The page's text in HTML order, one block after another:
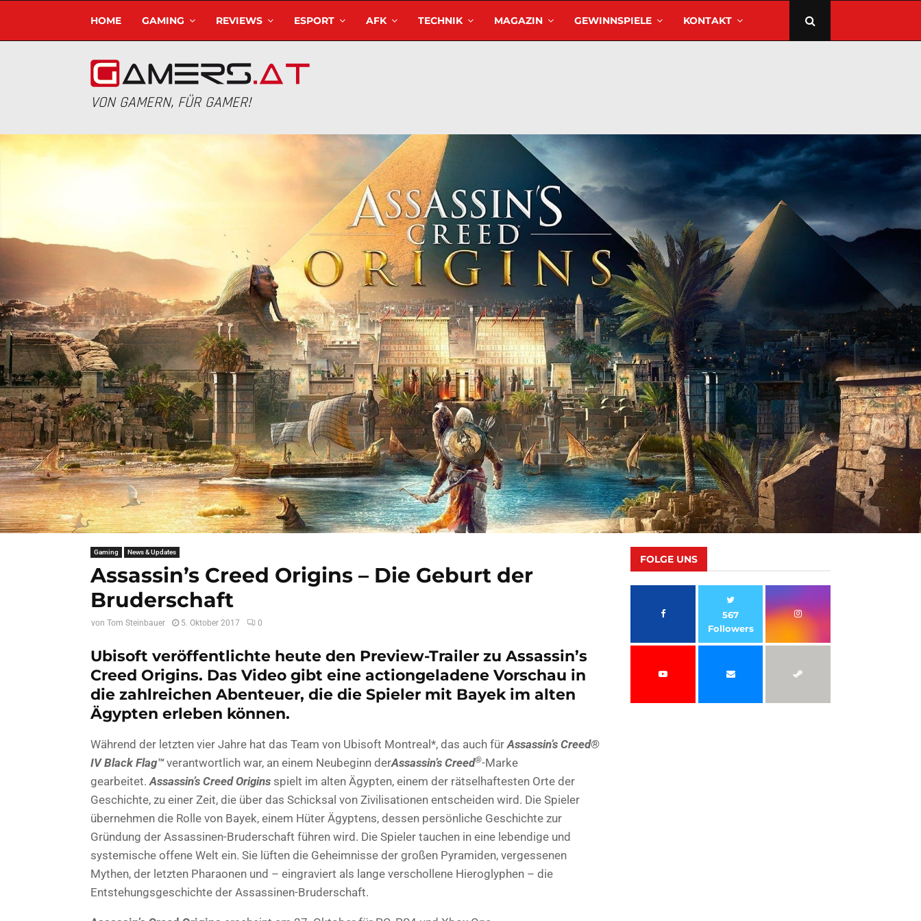
HOME GAMING REVIEWS ESPORT AFK TECHNIK MAGAZIN GEWINNSPIELE KONTAKT
VON GAMERN, FÜR GAMER!
Gaming News & Updates
Assassin’s Creed Origins – Die Geburt der
Bruderschaft
von Tom Steinbauer 5. Oktober 2017 0
Ubisoft veröffentlichte heute den Preview-Trailer zu Assassin’s
Creed Origins. Das Video gibt eine actiongeladene Vorschau in
die zahlreichen Abenteuer, die die Spieler mit Bayek im alten
Ägypten erleben können.
Während der letzten vier Jahre hat das Team von Ubisoft Montreal*, das auch für Assassin’s Creed®
IV Black Flag™verantwortlich war, an einem Neubeginn derAssassin’s Creed®-Marke
gearbeitet. Assassin’s Creed Origins spielt im alten Ägypten, einem der rätselhaftesten Orte der
Geschichte, zu einer Zeit, die über das Schicksal von Zivilisationen entscheiden wird. Die Spieler
übernehmen die Rolle von Bayek, einem Hüter Ägyptens, dessen persönliche Geschichte zur
Gründung der Assassinen-Bruderschaft führen wird. Die Spieler tauchen in eine lebendige und
systemische offene Welt ein. Sie lüften die Geheimnisse der großen Pyramiden, vergessenen
Mythen, der letzten Pharaonen und – eingraviert als lange verschollene Hieroglyphen – die
Entstehungsgeschichte der Assassinen-Bruderschaft.
FOLGE UNS
567
Followers